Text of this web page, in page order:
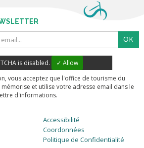
OK
is disabled.
✓ Allow
vous acceptez que l'office de tourisme du
mémorise et utilise votre adresse email dans le
d'informations.
Accessibilité
Coordonnées
Politique de Confidentialité